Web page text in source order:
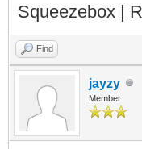
Squeezebox |
Find
jayzy
Member